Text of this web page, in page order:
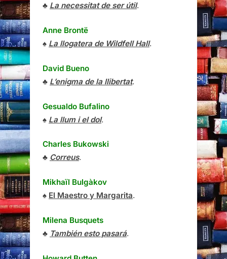
♣ La necessitat de ser útil.
Anne Brontë
♠ La llogatera de Wildfell Hall.
David Bueno
♣ L’enigma de la llibertat.
Gesualdo Bufalino
♠ La llum i el dol.
Charles Bukowski
♣ Correus.
Mikhaïl Bulgàkov
♠ El Maestro y Margarita.
Milena Busquets
♣ También esto pasará.